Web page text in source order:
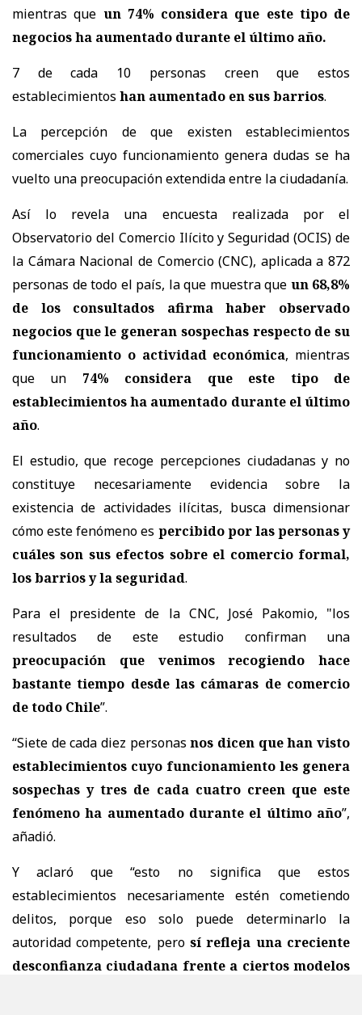
mientras que un 74% considera que este tipo de
negocios ha aumentado durante el último año.
7 de cada 10 personas creen que estos
establecimientos han aumentado en sus barrios.
La percepción de que existen establecimientos
comerciales cuyo funcionamiento genera dudas se ha
vuelto una preocupación extendida entre la ciudadanía.
Así lo revela una encuesta realizada por el
Observatorio del Comercio Ilícito y Seguridad (OCIS) de
la Cámara Nacional de Comercio (CNC), aplicada a 872
personas de todo el país, la que muestra que un 68,8%
de los consultados afirma haber observado
negocios que le generan sospechas respecto de su
funcionamiento o actividad económica, mientras
que un 74% considera que este tipo de
establecimientos ha aumentado durante el último
año.
El estudio, que recoge percepciones ciudadanas y no
constituye necesariamente evidencia sobre la
existencia de actividades ilícitas, busca dimensionar
cómo este fenómeno es percibido por las personas y
cuáles son sus efectos sobre el comercio formal,
los barrios y la seguridad.
Para el presidente de la CNC, José Pakomio, "los
resultados de este estudio confirman una
preocupación que venimos recogiendo hace
bastante tiempo desde las cámaras de comercio
de todo Chile”.
“Siete de cada diez personasnos dicen que han visto
establecimientos cuyo funcionamiento les genera
sospechas y tres de cada cuatro creen que este
fenómeno ha aumentado durante el último año”,
añadió.
Y aclaró que “esto no significa que estos
establecimientos necesariamente estén cometiendo
delitos, porque eso solo puede determinarlo la
autoridad competente, perosí refleja una creciente
desconfianza ciudadana frente a ciertos modelos